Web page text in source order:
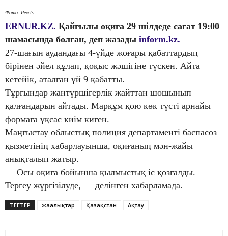
Фото: Pexels
ERNUR.KZ. Қайғылы оқиға 29 шілдеде сағат 19:00
шамасында болған, деп жазады inform.kz.
27-шағын аудандағы 4-үйде жоғары қабаттардың
бірінен әйел құлап, қоқыс жәшігіне түскен. Айта
кетейік, аталған үй 9 қабатты.
Тұрғындар жантүршігерлік жайттан шошынып
қалғандарын айтады. Марқұм қою көк түсті арнайы
формаға ұқсас киім киген.
Маңғыстау облыстық полиция департаменті баспасөз
қызметінің хабарлауынша, оқиғаның мән-жайы
анықталып жатыр.
— Осы оқиға бойынша қылмыстық іс қозғалды.
Тергеу жүргізілуде, — делінген хабарламада.
ТЕГТЕР жаңалықтар Қазақстан Ақтау